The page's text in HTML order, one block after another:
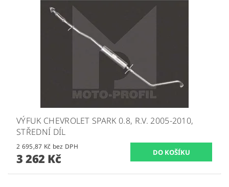
VÝFUK CHEVROLET SPARK 0.8, R.V. 2005-2010,
STŘEDNÍ DÍL
2 695,87 Kč bez DPH
3 262 Kč